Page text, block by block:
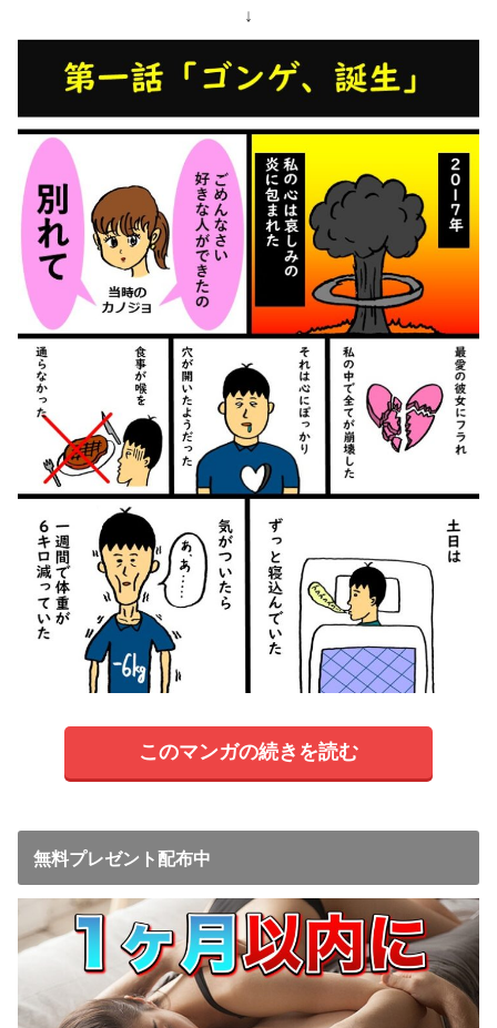
↓
このマンガの続きを読む
無料プレゼント配布中